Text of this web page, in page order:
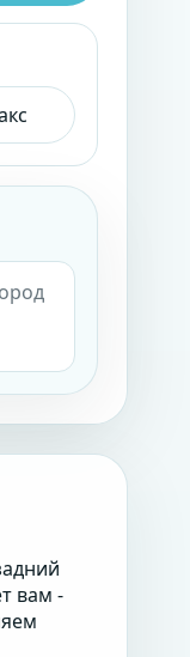
вам -